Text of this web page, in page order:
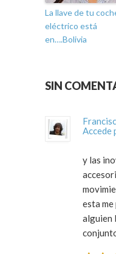
La llave de tu
eléctrico está
en….Bolivia
SIN
Accede
y las
esta
alguien